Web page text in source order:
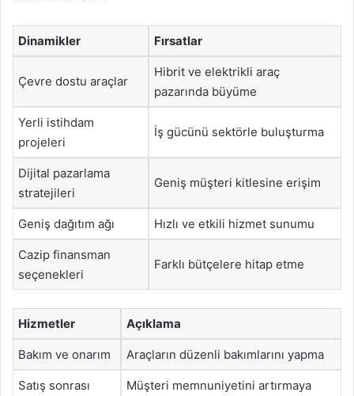
Dinamikler Fırsatlar
Çevre dostu araçlar
Hibrit ve elektrikli araç
pazarında büyüme
Yerli istihdam
projeleri
İş gücünü sektörle buluşturma
Dijital pazarlama
stratejileri
Geniş müşteri kitlesine erişim
Geniş dağıtım ağı Hızlı ve etkili hizmet sunumu
Cazip finansman
seçenekleri
Farklı bütçelere hitap etme
Hizmetler Açıklama
Bakım ve onarım Araçların düzenli bakımlarını yapma
Satış sonrası
Müşteri memnuniyetini artırmaya